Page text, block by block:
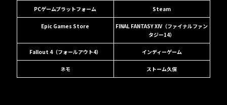
PCゲームプラットフォーム Steam
Epic Games Store
FINAL FANTASY XIV（ファイナルファン
タジー14）
Fallout 4（フォールアウト4） インディーゲーム
ネモ ストーム久保